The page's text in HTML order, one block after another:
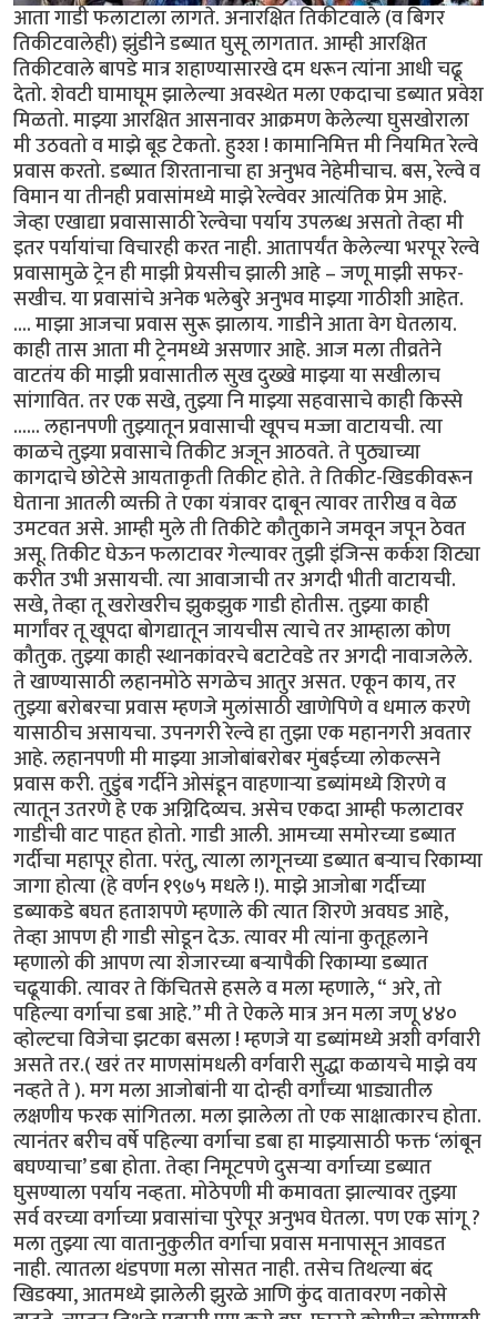
आता गाडी फलाटाला लागते. अनारक्षित तिकीटवाले (व बिगर
तिकीटवालेही) झुंडीने डब्यात घुसू लागतात. आम्ही आरक्षित
तिकीटवाले बापडे मात्र शहाण्यासारखे दम धरून त्यांना आधी चढू
देतो. शेवटी घामाघूम झालेल्या अवस्थेत मला एकदाचा डब्यात प्रवेश
मिळतो. माझ्या आरक्षित आसनावर आक्रमण केलेल्या घुसखोराला
मी उठवतो व माझे बूड टेकतो. हुश्श ! कामानिमित्त मी नियमित रेल्वे
प्रवास करतो. डब्यात शिरतानाचा हा अनुभव नेहेमीचाच. बस, रेल्वे व
विमान या तीनही प्रवासांमध्ये माझे रेल्वेवर आत्यंतिक प्रेम आहे.
जेव्हा एखाद्या प्रवासासाठी रेल्वेचा पर्याय उपलब्ध असतो तेव्हा मी
इतर पर्यायांचा विचारही करत नाही. आतापर्यंत केलेल्या भरपूर रेल्वे
प्रवासामुळे ट्रेन ही माझी प्रेयसीच झाली आहे – जणू माझी सफर-
सखीच. या प्रवासांचे अनेक भलेबुरे अनुभव माझ्या गाठीशी आहेत.
.... माझा आजचा प्रवास सुरू झालाय. गाडीने आता वेग घेतलाय.
काही तास आता मी ट्रेनमध्ये असणार आहे. आज मला तीव्रतेने
वाटतंय की माझी प्रवासातील सुख दुख्खे माझ्या या सखीलाच
सांगावित. तर एक सखे, तुझ्या नि माझ्या सहवासाचे काही किस्से
...... लहानपणी तुझ्यातून प्रवासाची खूपच मज्जा वाटायची. त्या
काळचे तुझ्या प्रवासाचे तिकीट अजून आठवते. ते पुठ्याच्या
कागदाचे छोटेसे आयताकृती तिकीट होते. ते तिकीट-खिडकीवरून
घेताना आतली व्यक्ती ते एका यंत्रावर दाबून त्यावर तारीख व वेळ
उमटवत असे. आम्ही मुले ती तिकीटे कौतुकाने जमवून जपून ठेवत
असू. तिकीट घेऊन फलाटावर गेल्यावर तुझी इंजिन्स कर्कश शिट्या
करीत उभी असायची. त्या आवाजाची तर अगदी भीती वाटायची.
सखे, तेव्हा तू खरोखरीच झुकझुक गाडी होतीस. तुझ्या काही
मार्गांवर तू खूपदा बोगद्यातून जायचीस त्याचे तर आम्हाला कोण
कौतुक. तुझ्या काही स्थानकांवरचे बटाटेवडे तर अगदी नावाजलेले.
ते खाण्यासाठी लहानमोठे सगळेच आतुर असत. एकून काय, तर
तुझ्या बरोबरचा प्रवास म्हणजे मुलांसाठी खाणेपिणे व धमाल करणे
यासाठीच असायचा. उपनगरी रेल्वे हा तुझा एक महानगरी अवतार
आहे. लहानपणी मी माझ्या आजोबांबरोबर मुंबईच्या लोकल्सने
प्रवास करी. तुडुंब गर्दीने ओसंडून वाहणाऱ्या डब्यांमध्ये शिरणे व
त्यातून उतरणे हे एक अग्निदिव्यच. असेच एकदा आम्ही फलाटावर
गाडीची वाट पाहत होतो. गाडी आली. आमच्या समोरच्या डब्यात
गर्दीचा महापूर होता. परंतु, त्याला लागूनच्या डब्यात बऱ्याच रिकाम्या
जागा होत्या (हे वर्णन १९७५ मधले !). माझे आजोबा गर्दीच्या
डब्याकडे बघत हताशपणे म्हणाले की त्यात शिरणे अवघड आहे,
तेव्हा आपण ही गाडी सोडून देऊ. त्यावर मी त्यांना कुतूहलाने
म्हणालो की आपण त्या शेजारच्या बऱ्यापैकी रिकाम्या डब्यात
चढूयाकी. त्यावर ते किंचितसे हसले व मला म्हणाले, “ अरे, तो
पहिल्या वर्गाचा डबा आहे.’’ मी ते ऐकले मात्र अन मला जणू ४४०
व्होल्टचा विजेचा झटका बसला ! म्हणजे या डब्यांमध्ये अशी वर्गवारी
असते तर.( खरं तर माणसांमधली वर्गवारी सुद्धा कळायचे माझे वय
नव्हते ते ). मग मला आजोबांनी या दोन्ही वर्गांच्या भाड्यातील
लक्षणीय फरक सांगितला. मला झालेला तो एक साक्षात्कारच होता.
त्यानंतर बरीच वर्षे पहिल्या वर्गाचा डबा हा माझ्यासाठी फक्त ‘लांबून
बघण्याचा’ डबा होता. तेव्हा निमूटपणे दुसऱ्या वर्गाच्या डब्यात
घुसण्याला पर्याय नव्हता. मोठेपणी मी कमावता झाल्यावर तुझ्या
सर्व वरच्या वर्गाच्या प्रवासांचा पुरेपूर अनुभव घेतला. पण एक सांगू ?
मला तुझ्या त्या वातानुकुलीत वर्गाचा प्रवास मनापासून आवडत
नाही. त्यातला थंडपणा मला सोसत नाही. तसेच तिथल्या बंद
खिडक्या, आतमध्ये झालेली झुरळे आणि कुंद वातावरण नकोसे